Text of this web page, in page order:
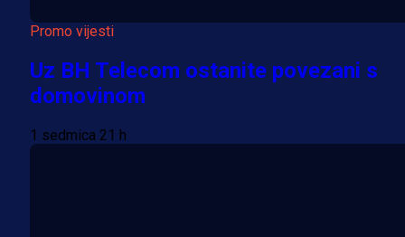
Promo vijesti
Uz BH Telecom ostanite povezani s
domovinom
1 sedmica 21 h